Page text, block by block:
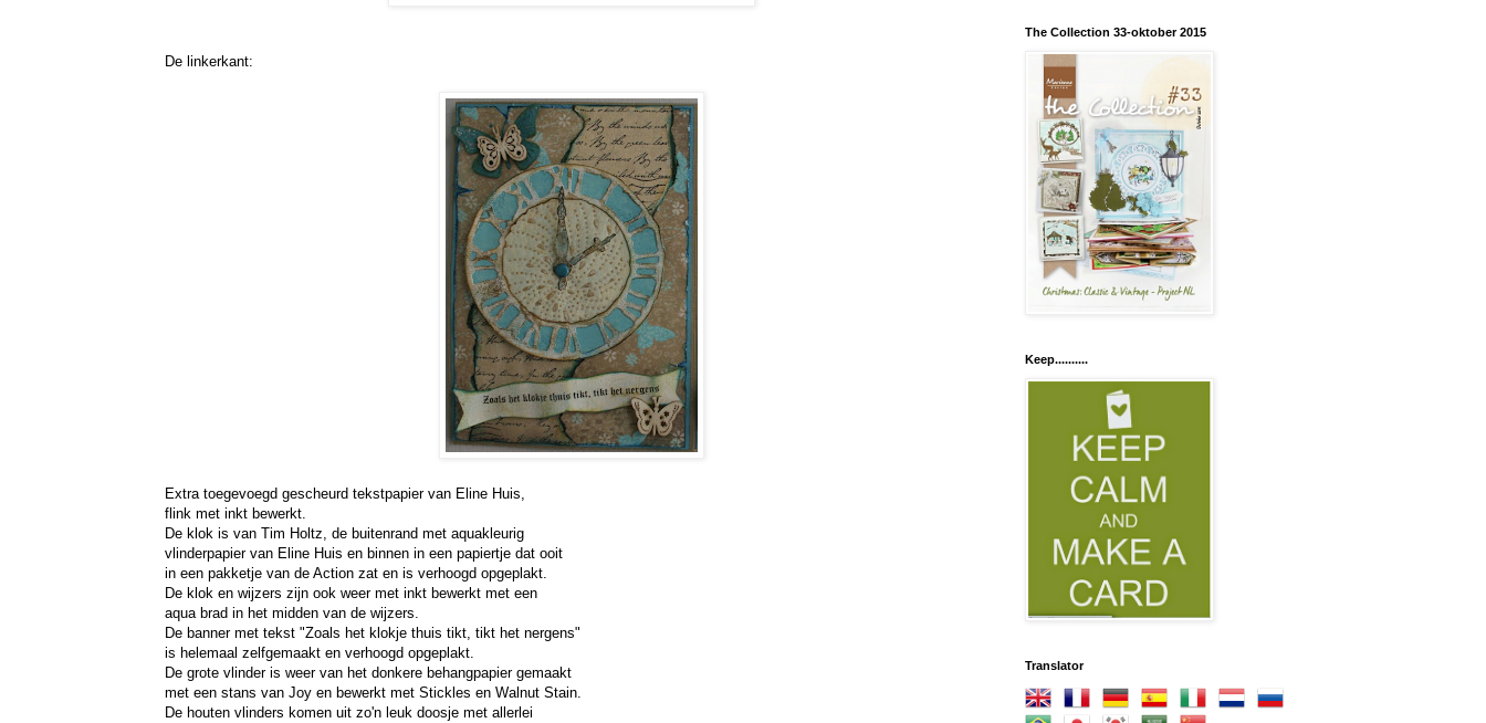
De linkerkant:
Extra toegevoegd gescheurd tekstpapier van Eline Huis,
flink met inkt bewerkt.
De klok is van Tim Holtz, de buitenrand met aquakleurig
vlinderpapier van Eline Huis en binnen in een papiertje dat ooit
in een pakketje van de Action zat en is verhoogd opgeplakt.
De klok en wijzers zijn ook weer met inkt bewerkt met een
aqua brad in het midden van de wijzers.
De banner met tekst "Zoals het klokje thuis tikt, tikt het nergens"
is helemaal zelfgemaakt en verhoogd opgeplakt.
De grote vlinder is weer van het donkere behangpapier gemaakt
met een stans van Joy en bewerkt met Stickles en Walnut Stain.
De houten vlinders komen uit zo'n leuk doosje met allerlei
The Collection 33-oktober 2015
Keep..........
Translator